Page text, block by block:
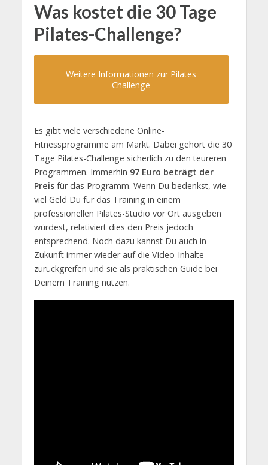
Was kostet die 30 Tage
Pilates-Challenge?
Weitere Informationen zur Pilates
Challenge
Es gibt viele verschiedene Online-
Fitnessprogramme am Markt. Dabei gehört die 30
Tage Pilates-Challenge sicherlich zu den teureren
Programmen. Immerhin 97 Euro beträgt der
Preisfür das Programm. Wenn Du bedenkst, wie
viel Geld Du für das Training in einem
professionellen Pilates-Studio vor Ort ausgeben
würdest, relativiert dies den Preis jedoch
entsprechend. Noch dazu kannst Du auch in
Zukunft immer wieder auf die Video-Inhalte
zurückgreifen und sie als praktischen Guide bei
Deinem Training nutzen.